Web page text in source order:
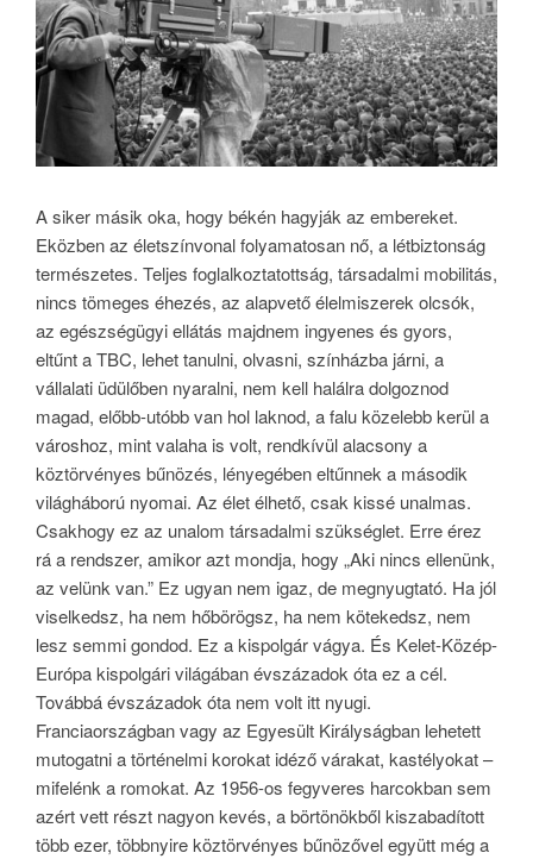
A siker másik oka, hogy békén hagyják az embereket.
Eközben az életszínvonal folyamatosan nő, a létbiztonság
természetes. Teljes foglalkoztatottság, társadalmi mobilitás,
nincs tömeges éhezés, az alapvető élelmiszerek olcsók,
az egészségügyi ellátás majdnem ingyenes és gyors,
eltűnt a TBC, lehet tanulni, olvasni, színházba járni, a
vállalati üdülőben nyaralni, nem kell halálra dolgoznod
magad, előbb-utóbb van hol laknod, a falu közelebb kerül a
városhoz, mint valaha is volt, rendkívül alacsony a
köztörvényes bűnözés, lényegében eltűnnek a második
világháború nyomai. Az élet élhető, csak kissé unalmas.
Csakhogy ez az unalom társadalmi szükséglet. Erre érez
rá a rendszer, amikor azt mondja, hogy „Aki nincs ellenünk,
az velünk van.” Ez ugyan nem igaz, de megnyugtató. Ha jól
viselkedsz, ha nem hőbörögsz, ha nem kötekedsz, nem
lesz semmi gondod. Ez a kispolgár vágya. És Kelet-Közép-
Európa kispolgári világában évszázadok óta ez a cél.
Továbbá évszázadok óta nem volt itt nyugi.
Franciaországban vagy az Egyesült Királyságban lehetett
mutogatni a történelmi korokat idéző várakat, kastélyokat –
mifelénk a romokat. Az 1956-os fegyveres harcokban sem
azért vett részt nagyon kevés, a börtönökből kiszabadított
több ezer, többnyire köztörvényes bűnözővel együtt még a